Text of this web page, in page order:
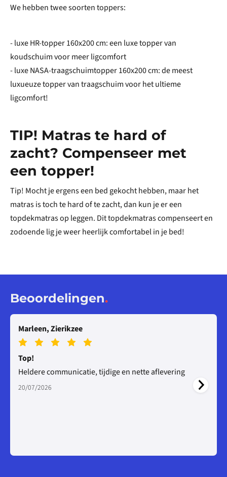
We hebben twee soorten toppers:
- luxe HR-topper 160x200 cm: een luxe topper van
koudschuim voor meer ligcomfort
- luxe NASA-traagschuimtopper 160x200 cm: de meest
luxueuze topper van traagschuim voor het ultieme
ligcomfort!
TIP! Matras te hard of
zacht? Compenseer met
een topper!
Tip! Mocht je ergens een bed gekocht hebben, maar het
matras is toch te hard of te zacht, dan kun je er een
topdekmatras op leggen. Dit topdekmatras compenseert en
zodoende lig je weer heerlijk comfortabel in je bed!
Beoordelingen.
Marleen, Zierikzee
Top!
Heldere communicatie, tijdige en nette aflevering
20/07/2026